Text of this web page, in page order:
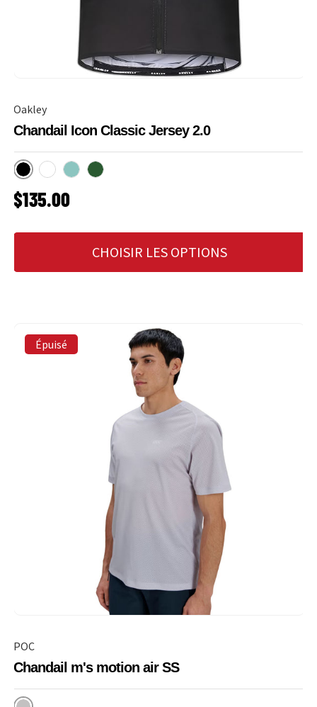
Oakley
Chandail Icon Classic Jersey 2.0
BlackoutBlancFaded GreenArmy Green
PRIX HABITUEL
$135.00
CHOISIR LES OPTIONS
Épuisé
POC
Chandail m's motion air SS